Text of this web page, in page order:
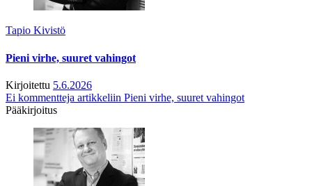
Tapio Kivistö
Pieni virhe, suuret vahingot
Kirjoitettu 5.6.2026
Ei kommentteja artikkeliin Pieni virhe, suuret vahingot
Pääkirjoitus